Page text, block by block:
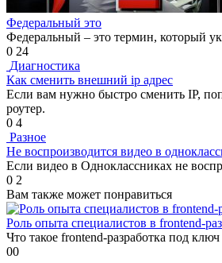
Федеральный это
Федеральный – это термин, который
0 24
Диагностика
Как сменить внешний ip адрес
Если вам нужно быстро сменить IP,
роутер.
0 4
Разное
Не воспроизводится видео в
Если видео в Одноклассниках не
0 2
Вам также может понравиться
Роль опыта специалистов в frontend-
Что такое frontend-разработка под
00